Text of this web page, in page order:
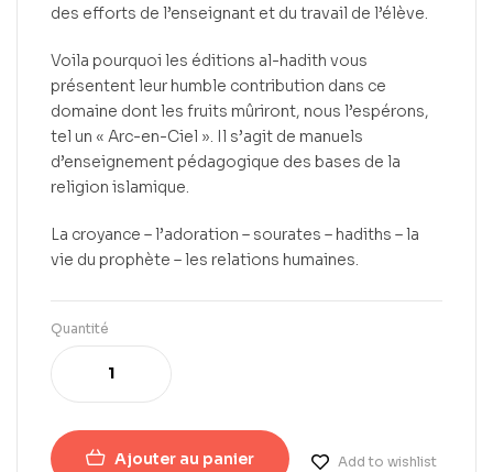
des efforts de l’enseignant et du travail de l’élève.
Voila pourquoi les éditions al-hadith vous
présentent leur humble contribution dans ce
domaine dont les fruits mûriront, nous l’espérons,
tel un « Arc-en-Ciel ». Il s’agit de manuels
d’enseignement pédagogique des bases de la
religion islamique.
La croyance – l’adoration – sourates – hadiths – la
vie du prophète – les relations humaines.
Quantité
Ajouter au panier Add to wishlist